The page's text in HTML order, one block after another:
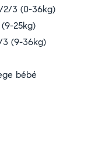
2/3 (0-36kg)
25kg)
3 (9-36kg)
bébé